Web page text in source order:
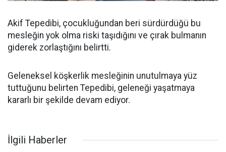
Akif Tepedibi, çocukluğundan beri sürdürdüğü bu
mesleğin yok olma riski taşıdığını ve çırak bulmanın
giderek zorlaştığını belirtti.
Geleneksel köşkerlik mesleğinin unutulmaya yüz
tuttuğunu belirten Tepedibi, geleneği yaşatmaya
kararlı bir şekilde devam ediyor.
İlgili Haberler